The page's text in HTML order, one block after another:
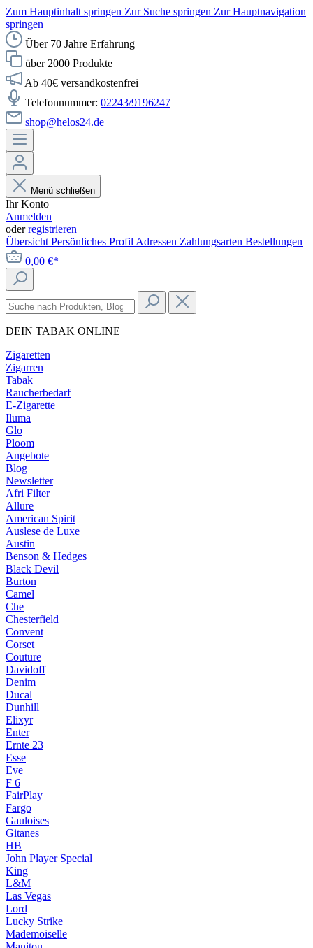
Zum Hauptinhalt springen Zur Suche springen Zur Hauptnavigation
springen
Über 70 Jahre Erfahrung
über 2000 Produkte
Ab 40€ versandkostenfrei
Telefonnummer: 02243/9196247
shop@helos24.de
Menü schließen
Ihr Konto
Anmelden
oderregistrieren
Übersicht Persönliches Profil Adressen Zahlungsarten Bestellungen
0,00 €*
DEIN TABAK ONLINE
Zigaretten
Zigarren
Tabak
Raucherbedarf
E-Zigarette
Iluma
Glo
Ploom
Angebote
Blog
Newsletter
Afri Filter
Allure
American Spirit
Auslese de Luxe
Austin
Benson & Hedges
Black Devil
Burton
Camel
Che
Chesterfield
Convent
Corset
Couture
Davidoff
Denim
Ducal
Dunhill
Elixyr
Enter
Ernte 23
Esse
Eve
F 6
FairPlay
Fargo
Gauloises
Gitanes
HB
John Player Special
King
L&M
Las Vegas
Lord
Lucky Strike
Mademoiselle